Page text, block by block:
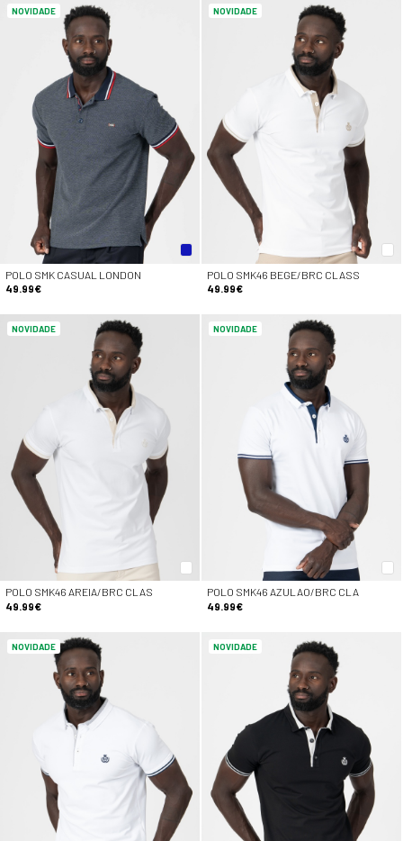
NOVIDADE
POLO SMK CASUAL LONDON
49.99€
NOVIDADE
POLO SMK46 BEGE/BRC CLASS
49.99€
NOVIDADE
POLO SMK46 AREIA/BRC CLAS
49.99€
NOVIDADE
POLO SMK46 AZULAO/BRC CLA
49.99€
NOVIDADE NOVIDADE